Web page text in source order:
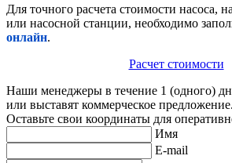
Для точного расчета стоимости насоса,
или насосной станции, необходимо
онлайн.
Расчет стоимости
Наши менеджеры в течение 1 (одного)
или выставят коммерческое предложение.
Оставьте свои координаты для
Имя
E-mail